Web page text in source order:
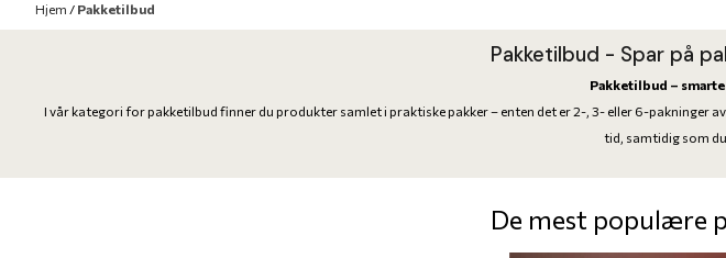
Hjem / Pakketilbud
Pakketilbud - Spar på
Pakketilbud –
I vår kategori for pakketilbud finner du produkter samlet i praktiske pakker – enten det er 2-, 3- eller 6-
tid, samtidig som
De mest populære